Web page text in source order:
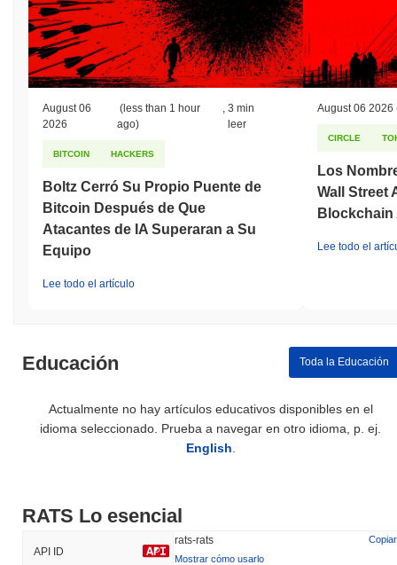
August 06
2026
(less than 1 hour
ago)
,3 min
leer
BITCOIN HACKERS
Boltz Cerró Su Propio Puente de
Bitcoin Después de Que
Atacantes de IA Superaran a Su
Equipo
Lee todo el artículo
August 06 2026
CIRCLE
Los
Wall Street
Blockchain
Lee todo el
Educación Toda la Educación
Actualmente no hay artículos educativos disponibles en el
idioma seleccionado. Prueba a navegar en otro idioma, p. ej.
English
RATS Lo esencial
API ID
rats-rats
Copiar
Mostrar cómo usarlo